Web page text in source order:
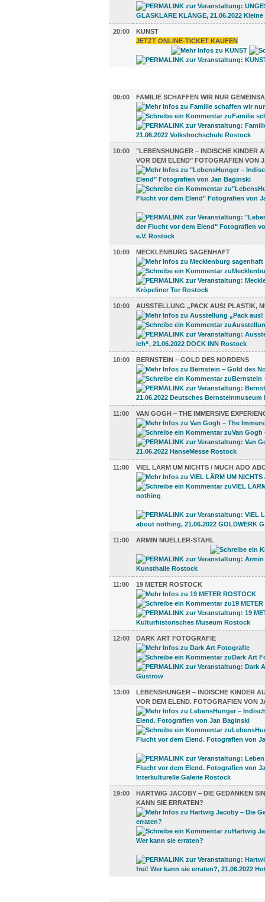
20:00
KUNST
JETZT ONLINE-TICKET KAUFEN
09:00
FAMILIE SCHAFFEN WIR NUR
10:00
"LEBENSHUNGER – INDISCHE KINDER
VOR DEM ELEND" FOTOGRAFIEN VON
10:00 MECKLENBURG SAGENHAFT
10:00 AUSSTELLUNG „PACK AUS! PLASTIK,
10:00 BERNSTEIN – GOLD DES NORDENS
11:00 VAN GOGH ­– THE IMMERSIVE
11:00 VIEL LÄRM UM NICHTS / MUCH ADO
11:00 ARMIN MUELLER-STAHL
11:00 19 METER ROSTOCK
12:00 DARK ART FOTOGRAFIE
13:00
LEBENSHUNGER – INDISCHE KINDER
VOR DEM ELEND. FOTOGRAFIEN VON
19:00
HARTWIG JACOBY – DIE GEDANKEN
KANN SIE ERRATEN?